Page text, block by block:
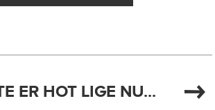
ER HOT LIGE NU...